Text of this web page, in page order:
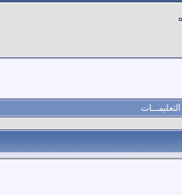
التعليمـــات